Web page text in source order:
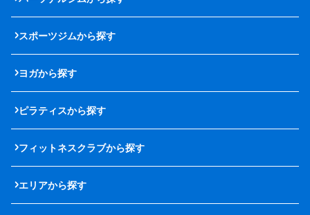
スポーツジムから探す
ヨガから探す
ピラティスから探す
フィットネスクラブから探す
エリアから探す